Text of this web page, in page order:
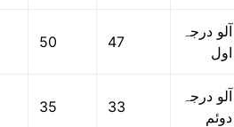
50 47
آلو درجہ
اول
35 33
آلو درجہ
دوئم